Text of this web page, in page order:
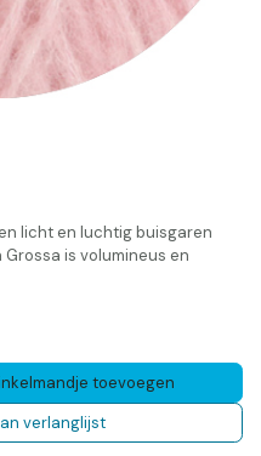
licht en luchtig buisgaren
is volumineus en
toevoegen
verlanglijst